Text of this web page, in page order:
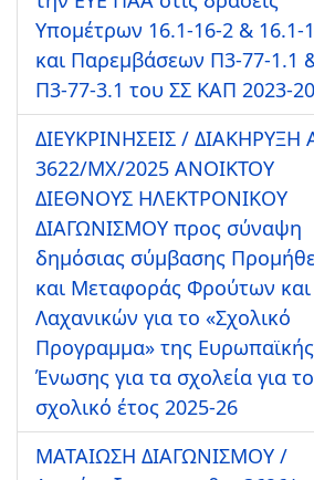
Υπομέτρων 16.1-16-2 & 16.1-
και Παρεμβάσεων Π3-77-1.1
Π3-77-3.1 του ΣΣ ΚΑΠ 2023-
ΔΙΕΥΚΡΙΝΗΣΕΙΣ / ΔΙΑΚΗΡΥΞΗ
3622/ΜΧ/2025 ΑΝΟΙΚΤΟΥ
ΔΙΕΘΝΟΥΣ ΗΛΕΚΤΡΟΝΙΚΟΥ
ΔΙΑΓΩΝΙΣΜΟΥ προς σύναψη
δημόσιας σύμβασης
και Μεταφοράς Φρούτων και
Λαχανικών για το «Σχολικό
Προγραμμα» της Ευρωπαϊκής
Ένωσης για τα σχολεία για το
σχολικό έτος 2025-26
ΜΑΤΑΙΩΣΗ ΔΙΑΓΩΝΙΣΜΟΥ /